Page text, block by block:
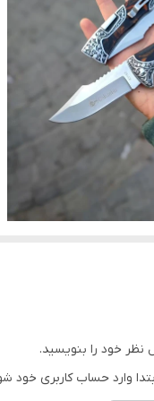
نظر خود را بنویسید.
وارد حساب کاربری خود